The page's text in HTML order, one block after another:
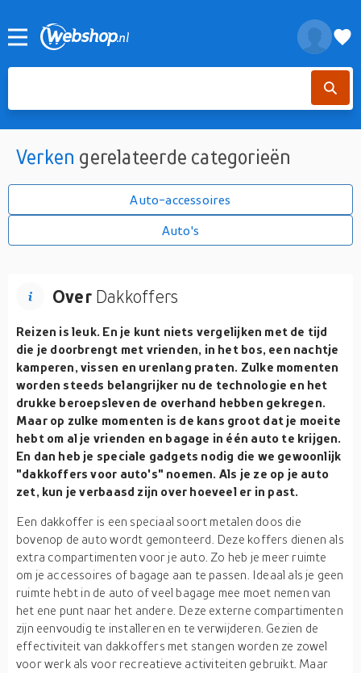
Verken gerelateerde categorieën
Auto-accessoires
Auto's
OverDakkoffers
Reizen is leuk. En je kunt niets vergelijken met de tijd
die je doorbrengt met vrienden, in het bos, een nachtje
kamperen, vissen en urenlang praten. Zulke momenten
worden steeds belangrijker nu de technologie en het
drukke beroepsleven de overhand hebben gekregen.
Maar op zulke momenten is de kans groot dat je moeite
hebt om al je vrienden en bagage in één auto te krijgen.
En dan heb je speciale gadgets nodig die we gewoonlijk
"dakkoffers voor auto's" noemen. Als je ze op je auto
zet, kun je verbaasd zijn over hoeveel er in past.
Een dakkoffer is een speciaal soort metalen doos die
bovenop de auto wordt gemonteerd. Deze koffers dienen als
extra compartimenten voor je auto. Zo heb je meer ruimte
om je accessoires of bagage aan te passen. Ideaal als je geen
ruimte hebt in de auto of veel bagage mee moet nemen van
het ene punt naar het andere. Deze externe compartimenten
zijn eenvoudig te installeren en te verwijderen. Gezien de
effectiviteit van dakkoffers met stangen worden ze zowel
voor werk als voor recreatieve activiteiten gebruikt. Maar